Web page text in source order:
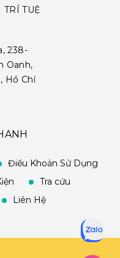
TRÍ TUỆ
238-
Oanh,
Hồ Chí
Điều Khoản Sử Dụng
Tra cứu
Liên Hệ